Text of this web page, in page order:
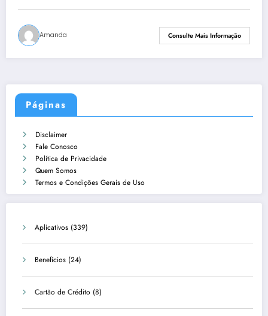
Amanda Consulte Mais Informação
Páginas
Disclaimer
Fale Conosco
Política de Privacidade
Quem Somos
Termos e Condições Gerais de Uso
Aplicativos (339)
Benefícios (24)
Cartão de Crédito (8)